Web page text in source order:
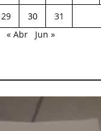
29 30
31
« Abr
Jun »